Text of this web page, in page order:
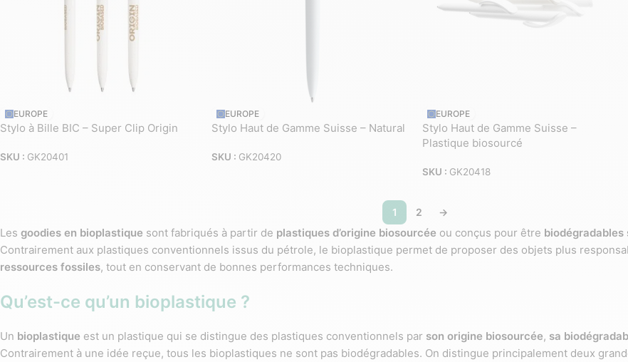
EUROPE
Stylo à Bille BIC – Super Clip Origin
SKU : GK20401
EUROPE
Stylo Haut de Gamme Suisse – Natural
SKU : GK20420
EUROPE
Stylo Haut de Gamme Suisse –
Plastique biosourcé
SKU : GK20418
1 2 →
Les goodies en bioplastique sont fabriqués à partir de plastiques d’origine biosourcée ou conçus pour être
Contrairement aux plastiques conventionnels issus du pétrole, le bioplastique permet de proposer des objets plus
ressources fossiles, tout en conservant de bonnes performances techniques.
Qu’est-ce qu’un bioplastique ?
Un bioplastique est un plastique qui se distingue des plastiques conventionnels par son origine biosourcée, sa
Contrairement à une idée reçue, tous les bioplastiques ne sont pas biodégradables. On distingue principalement deux